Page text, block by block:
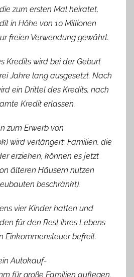
zum ersten Mal heiratet,
in Höhe von 10 Millionen
freien Verwendung gewährt.
Kredits wird bei der Geburt
Jahre lang ausgesetzt. Nach
ein Drittel des Kredits, nach
Kredit erlassen.
zum Erwerb von
wird verlängert; Familien, die
erziehen, können es jetzt
älteren Häusern nutzen
beschränkt).
vier Kinder hatten und
für den Rest ihres Lebens
Einkommensteuer befreit.
Autokauf-
für große Familien auflegen.